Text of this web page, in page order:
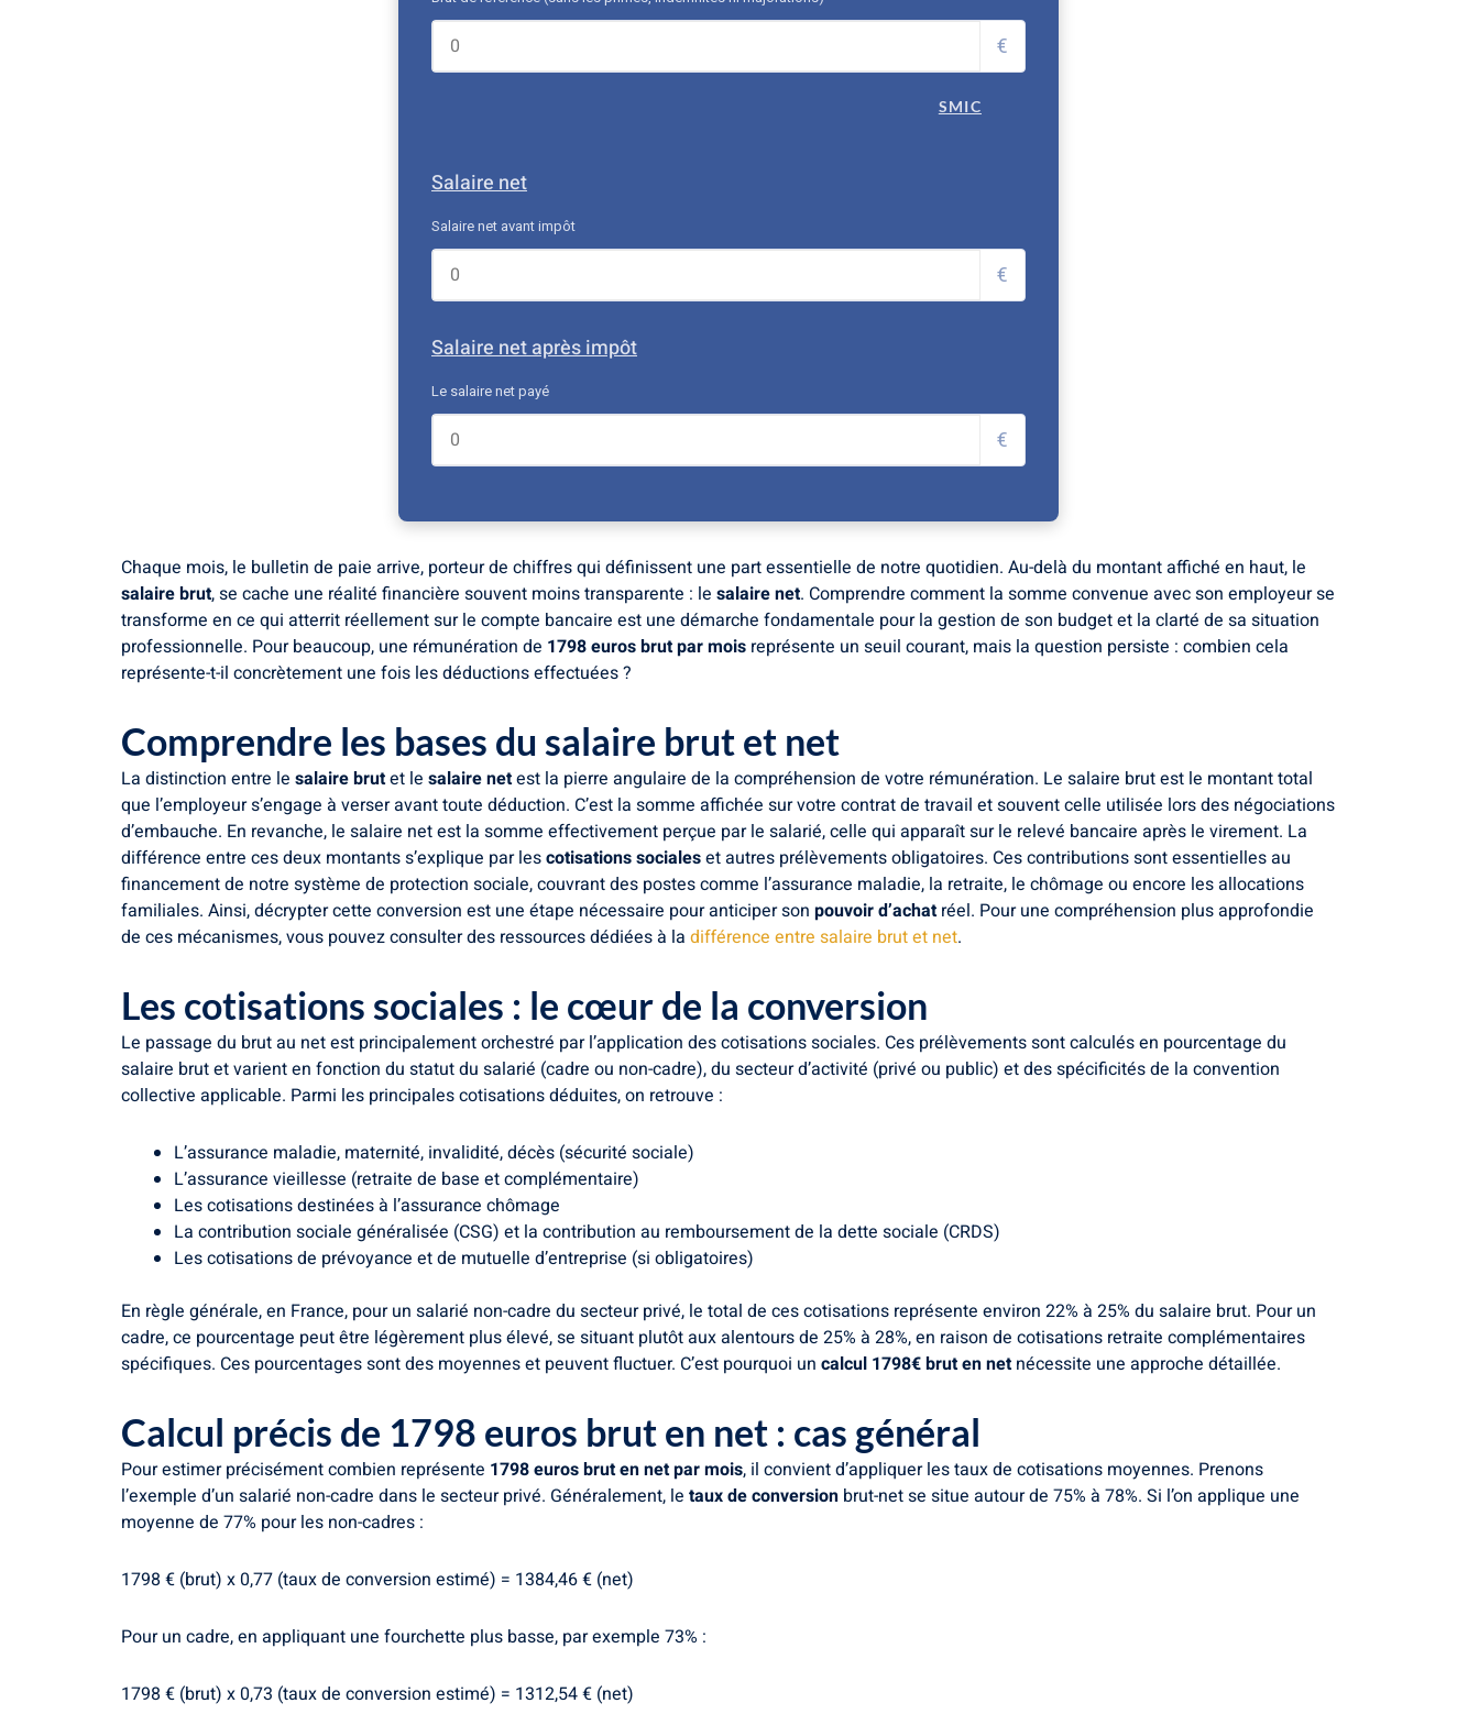
€
SMIC
Salaire net
Salaire net avant impôt
€
Salaire net après impôt
Le salaire net payé
€
Chaque mois, le bulletin de paie arrive, porteur de chiffres qui définissent une part essentielle de notre quotidien. Au-delà du montant affiché en haut, le
salaire brut, se cache une réalité financière souvent moins transparente : le salaire net. Comprendre comment la somme convenue avec son employeur se
transforme en ce qui atterrit réellement sur le compte bancaire est une démarche fondamentale pour la gestion de son budget et la clarté de sa situation
professionnelle. Pour beaucoup, une rémunération de 1798 euros brut par mois représente un seuil courant, mais la question persiste : combien cela
représente-t-il concrètement une fois les déductions effectuées ?
Comprendre les bases du salaire brut et net
La distinction entre le salaire brutet le salaire netest la pierre angulaire de la compréhension de votre rémunération. Le salaire brut est le montant total
que l’employeur s’engage à verser avant toute déduction. C’est la somme affichée sur votre contrat de travail et souvent celle utilisée lors des négociations
d’embauche. En revanche, le salaire net est la somme effectivement perçue par le salarié, celle qui apparaît sur le relevé bancaire après le virement. La
différence entre ces deux montants s’explique par lescotisations socialeset autres prélèvements obligatoires. Ces contributions sont essentielles au
financement de notre système de protection sociale, couvrant des postes comme l’assurance maladie, la retraite, le chômage ou encore les allocations
familiales. Ainsi, décrypter cette conversion est une étape nécessaire pour anticiper son pouvoir d’achatréel. Pour une compréhension plus approfondie
de ces mécanismes, vous pouvez consulter des ressources dédiées à la différence entre salaire brut et net.
Les cotisations sociales : le cœur de la conversion
Le passage du brut au net est principalement orchestré par l’application des cotisations sociales. Ces prélèvements sont calculés en pourcentage du
salaire brut et varient en fonction du statut du salarié (cadre ou non-cadre), du secteur d’activité (privé ou public) et des spécificités de la convention
collective applicable. Parmi les principales cotisations déduites, on retrouve :
L’assurance maladie, maternité, invalidité, décès (sécurité sociale)
L’assurance vieillesse (retraite de base et complémentaire)
Les cotisations destinées à l’assurance chômage
La contribution sociale généralisée (CSG) et la contribution au remboursement de la dette sociale (CRDS)
Les cotisations de prévoyance et de mutuelle d’entreprise (si obligatoires)
En règle générale, en France, pour un salarié non-cadre du secteur privé, le total de ces cotisations représente environ 22% à 25% du salaire brut. Pour un
cadre, ce pourcentage peut être légèrement plus élevé, se situant plutôt aux alentours de 25% à 28%, en raison de cotisations retraite complémentaires
spécifiques. Ces pourcentages sont des moyennes et peuvent fluctuer. C’est pourquoi un calcul 1798€ brut en netnécessite une approche détaillée.
Calcul précis de 1798 euros brut en net : cas général
Pour estimer précisément combien représente 1798 euros brut en net par mois, il convient d’appliquer les taux de cotisations moyennes. Prenons
l’exemple d’un salarié non-cadre dans le secteur privé. Généralement, le taux de conversion brut-net se situe autour de 75% à 78%. Si l’on applique une
moyenne de 77% pour les non-cadres :
1798 € (brut) x 0,77 (taux de conversion estimé) = 1384,46 € (net)
Pour un cadre, en appliquant une fourchette plus basse, par exemple 73% :
1798 € (brut) x 0,73 (taux de conversion estimé) = 1312,54 € (net)